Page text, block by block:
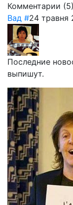
Комментарии (5)
Вад #24 травня
Последние
выпишут.